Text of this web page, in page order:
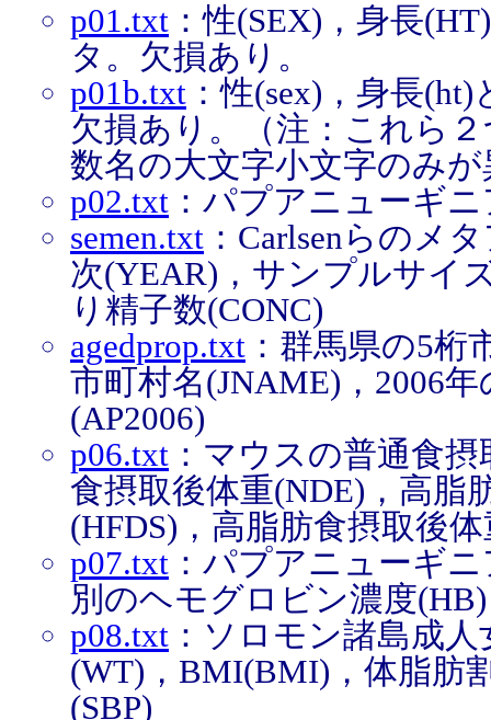
p01.txt ：性(SEX)，身長
タ。欠損あり。
p01b.txt ：性(sex)，身長
欠損あり。（注：これら
数名の大文字小文字のみ
p02.txt ：パプアニューギ
semen.txt ：Carlsenらのメ
次(YEAR)，サンプルサイ
り精子数(CONC)
agedprop.txt ：群馬県の5桁
市町村名(JNAME)，2006
(AP2006)
p06.txt ：マウスの普通食
食摂取後体重(NDE)，高脂
(HFDS)，高脂肪食摂取後
p07.txt ：パプアニューギ
別のヘモグロビン濃度(HB)
p08.txt ：ソロモン諸島成
(WT)，BMI(BMI)，体脂肪
(SBP)